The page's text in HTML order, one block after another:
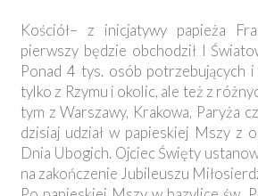
Kościół– z inicjatywy papieża
pierwszy będzie obchodził I
Ponad 4 tys. osób potrzebujących i
tylko z Rzymu i okolic, ale też z
tym z Warszawy, Krakowa, Paryża
dzisiaj udział w papieskiej Mszy z
Dnia Ubogich. Ojciec Święty
na zakończenie Jubileuszu